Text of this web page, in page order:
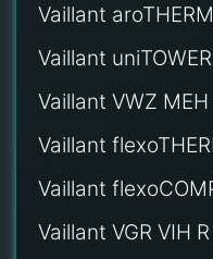
Vaillant
Vaillant
Vaillant VWZ MEH
Vaillant
Vaillant
Vaillant VGR VIH